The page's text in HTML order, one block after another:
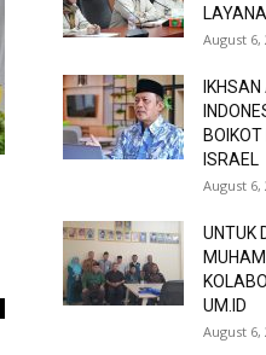
August 6,
ISRAEL
August 6,
UNTUK
UM.ID
August 6,